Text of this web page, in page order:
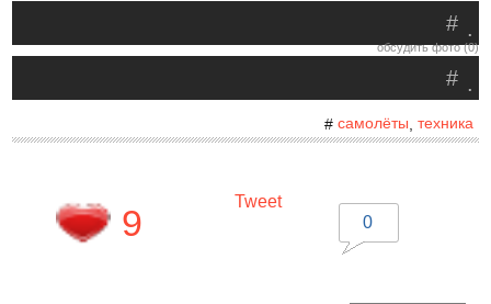
.
#
обсудить фото (0)
.
#
# самолёты техника
9
Tweet
0